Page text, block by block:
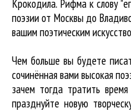
Крокодила. Рифма к слову
поэзии от Москвы до
вашим поэтическим
Чем больше вы будете
сочинённая вами высокая
зачем тогда тратить
празднуйте новую